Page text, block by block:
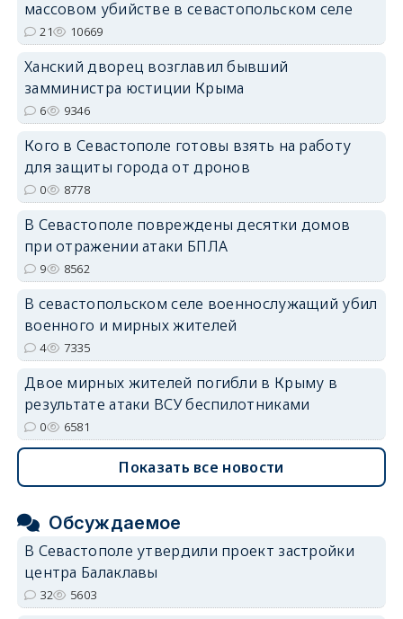
массовом убийстве в севастопольском селе
21 10669
Ханский дворец возглавил бывший
замминистра юстиции Крыма
6 9346
Кого в Севастополе готовы взять на работу
для защиты города от дронов
0 8778
В Севастополе повреждены десятки домов
при отражении атаки БПЛА
9 8562
В севастопольском селе военнослужащий убил
военного и мирных жителей
4 7335
Двое мирных жителей погибли в Крыму в
результате атаки ВСУ беспилотниками
0 6581
Показать все новости
Обсуждаемое
В Севастополе утвердили проект застройки
центра Балаклавы
32 5603